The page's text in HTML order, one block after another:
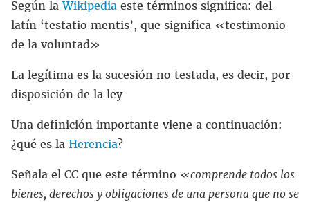
Según laWikipedia este términos significa: del
latín ‘testatio mentis’, que significa «testimonio
de la voluntad»
La legítima es la sucesión no testada, es decir, por
disposición de la ley
Una definición importante viene a continuación:
¿qué es la Herencia?
Señala el CC que este término «comprende todos los
bienes, derechos y obligaciones de una persona que no se